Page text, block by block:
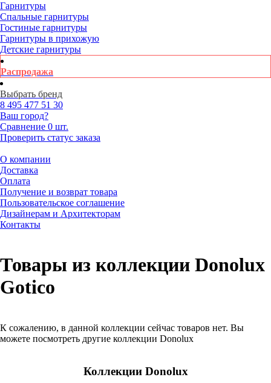
Гарнитуры
Спальные гарнитуры
Гостиные гарнитуры
Гарнитуры в прихожую
Детские гарнитуры
Распродажа
Выбрать бренд
8 495 477 51 30
Ваш город?
Сравнение 0 шт.
Проверить статус заказа
О компании
Доставка
Оплата
Получение и возврат товара
Пользовательское соглашение
Дизайнерам и Архитекторам
Контакты
Товары из коллекции Donolux
Gotico
К сожалению, в данной коллекции сейчас товаров нет. Вы
можете посмотреть другие коллекции Donolux
Коллекции Donolux